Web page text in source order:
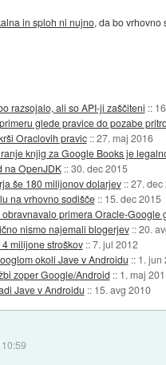
in sploh ni nujno, da bo vrhovno
razsojalo, ali so API-ji zaščiteni ::
glede pravice do pozabe
Oraclovih pravic ::27. maj 2016
knjig za Google Books je
na OpenJDK ::30. dec 2015
še 180 milijonov dolarjev ::27. dec
na vrhovno sodišče :: 15. dec 2015
primera Oracle-Google
nismo najemali blogerjev ::20.
milijone stroškov ::7. jul 2012
okoli Jave v Androidu :: 1. jun
zoper Google/Android :: 1. maj
Jave v Androidu :: 15. avg 2010